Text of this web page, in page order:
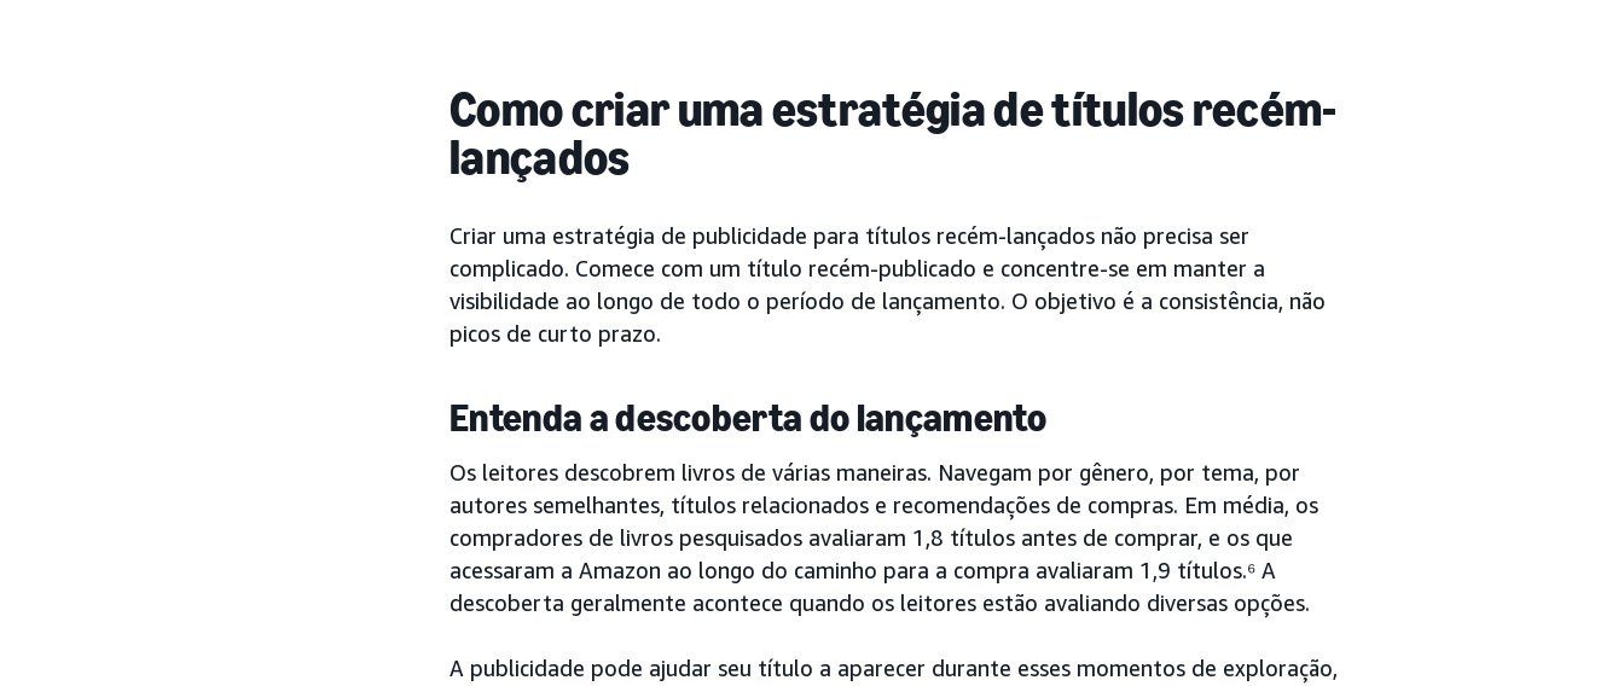
Como criar uma estratégia de títulos recém-
lançados
Criar uma estratégia de publicidade para títulos recém-lançados não precisa ser
complicado. Comece com um título recém-publicado e concentre-se em manter a
visibilidade ao longo de todo o período de lançamento. O objetivo é a consistência, não
picos de curto prazo.
Entenda a descoberta do lançamento
Os leitores descobrem livros de várias maneiras. Navegam por gênero, por tema, por
autores semelhantes, títulos relacionados e recomendações de compras. Em média, os
compradores de livros pesquisados avaliaram 1,8 títulos antes de comprar, e os que
acessaram a Amazon ao longo do caminho para a compra avaliaram 1,9 títulos.⁶ A
descoberta geralmente acontece quando os leitores estão avaliando diversas opções.
A publicidade pode ajudar seu título a aparecer durante esses momentos de exploração,